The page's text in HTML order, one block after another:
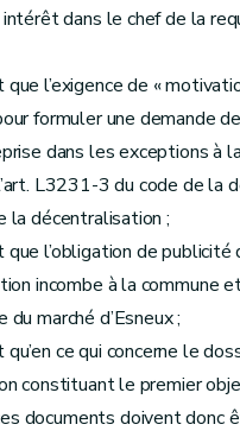
intérêt dans le chef de la
que l’exigence de «
formuler une demande
dans les exceptions à
L3231-3 du code de la
la décentralisation ;
que l’obligation de publicité
incombe à la commune
du marché d’Esneux ;
qu’en ce qui concerne le
constituant le premier
documents doivent donc